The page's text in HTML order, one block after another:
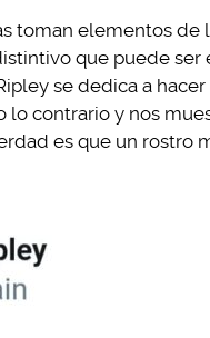
toman elementos de
que puede
se dedica a
lo contrario y nos
es que un rostro